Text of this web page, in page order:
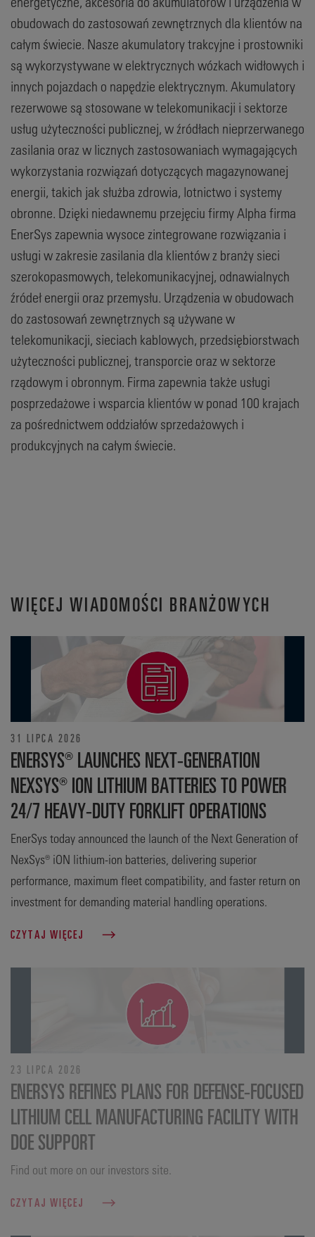
obudowach do zastosowań zewnętrznych dla klientów na
całym świecie. Nasze akumulatory trakcyjne i prostowniki
są wykorzystywane w elektrycznych wózkach widłowych i
innych pojazdach o napędzie elektrycznym. Akumulatory
rezerwowe są stosowane w telekomunikacji i sektorze
usług użyteczności publicznej, w źródłach nieprzerwanego
zasilania oraz w licznych zastosowaniach wymagających
wykorzystania rozwiązań dotyczących magazynowanej
energii, takich jak służba zdrowia, lotnictwo i systemy
obronne. Dzięki niedawnemu przejęciu firmy Alpha firma
EnerSys zapewnia wysoce zintegrowane rozwiązania i
usługi w zakresie zasilania dla klientów z branży sieci
szerokopasmowych, telekomunikacyjnej, odnawialnych
źródeł energii oraz przemysłu. Urządzenia w obudowach
do zastosowań zewnętrznych są używane w
telekomunikacji, sieciach kablowych, przedsiębiorstwach
użyteczności publicznej, transporcie oraz w sektorze
rządowym i obronnym. Firma zapewnia także usługi
posprzedażowe i wsparcia klientów w ponad 100 krajach
za pośrednictwem oddziałów sprzedażowych i
produkcyjnych na całym świecie.
WIĘCEJ WIADOMOŚCI BRANŻOWYCH
31 LIPCA 2026
ENERSYS® LAUNCHES NEXT-GENERATION
NEXSYS® ION LITHIUM BATTERIES TO POWER
24/7 HEAVY-DUTY FORKLIFT OPERATIONS
EnerSys today announced the launch of the Next Generation of
NexSys® iON lithium-ion batteries, delivering superior
performance, maximum fleet compatibility, and faster return on
investment for demanding material handling operations.
CZYTAJ WIĘCEJ
23 LIPCA 2026
ENERSYS REFINES PLANS FOR DEFENSE‑FOCUSED
LITHIUM CELL MANUFACTURING FACILITY WITH
DOE SUPPORT
Find out more on our investors site.
CZYTAJ WIĘCEJ